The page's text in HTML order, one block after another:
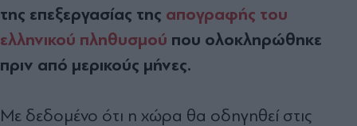
της επεξεργασίας της απογραφής του
ελληνικού πληθυσµού που ολοκληρώθηκε
πριν από µερικούς µήνες.
Με δεδοµένο ότι η χώρα θα οδηγηθεί στις